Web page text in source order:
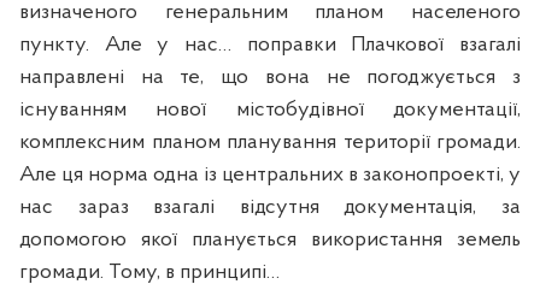
визначеного генеральним планом населеного
пункту. Але у нас… поправки Плачкової взагалі
направлені на те, що вона не погоджується з
існуванням нової містобудівної документації,
комплексним планом планування території громади.
Але ця норма одна із центральних в законопроекті, у
нас зараз взагалі відсутня документація, за
допомогою якої планується використання земель
громади. Тому, в принципі…